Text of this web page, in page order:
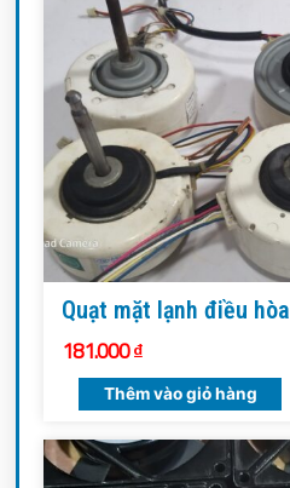
Quạt mặt lạnh điều hòa
181.000₫
Thêm vào giỏ hàng